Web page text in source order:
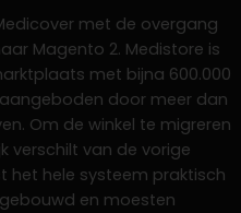
met de overgang
Magento 2. Medistore is
met bijna 600.000
door meer dan
Om de winkel te migreren
verschilt van de vorige
het hele systeem praktisch
en moesten